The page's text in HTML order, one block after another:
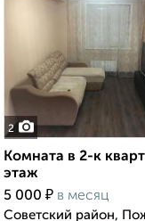
2
Комната в 2-к
этаж
5 000 ₽ в месяц
Советский район,